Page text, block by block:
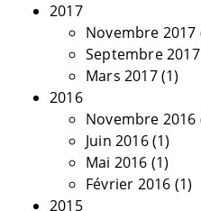
2017
Novembre 2017
Septembre 2017
Mars 2017(1)
2016
Novembre 2016
Juin 2016(1)
Mai 2016 (1)
Février 2016 (1)
2015